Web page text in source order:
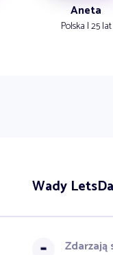
Aneta
Polska | 25 lat
Wady
Zdarzają